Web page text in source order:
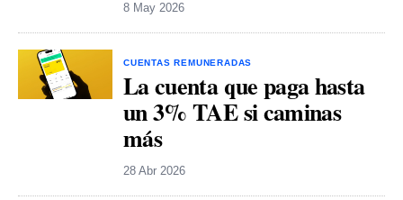
8 May 2026
CUENTAS REMUNERADAS
La cuenta que paga hasta
un 3% TAE si caminas
más
28 Abr 2026